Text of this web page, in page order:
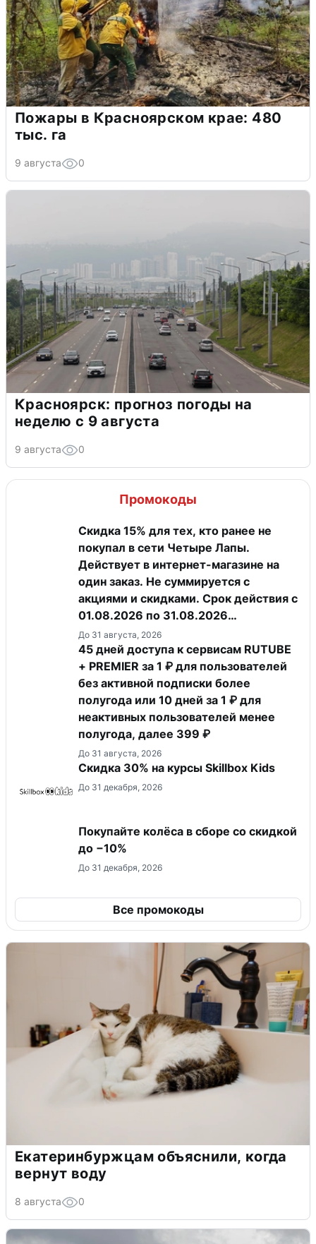
Пожары в Красноярском крае: 480
тыс. га
9 августа 0
Красноярск: прогноз погоды на
неделю с 9 августа
9 августа 0
Промокоды
Скидка 15% для тех, кто ранее не
покупал в сети Четыре Лапы.
Действует в интернет-магазине на
один заказ. Не суммируется с
акциями и скидками. Срок действия с
01.08.2026 по 31.08.2026
(включительно).
До 31 августа, 2026
45 дней доступа к сервисам RUTUBE
+ PREMIER за 1 ₽ для пользователей
без активной подписки более
полугода или 10 дней за 1 ₽ для
неактивных пользователей менее
полугода, далее 399 ₽
До 31 августа, 2026
Скидка 30% на курсы Skillbox Kids
До 31 декабря, 2026
Покупайте колёса в сборе со скидкой
до −10%
До 31 декабря, 2026
Все промокоды
Екатеринбуржцам объяснили, когда
вернут воду
8 августа 0